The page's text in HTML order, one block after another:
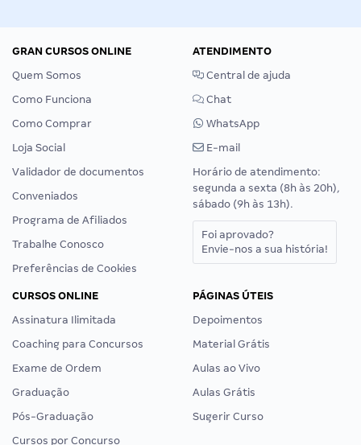
GRAN CURSOS ONLINE
Quem Somos
Como Funciona
Como Comprar
Loja Social
Validador de documentos
Conveniados
Programa de Afiliados
Trabalhe Conosco
Preferências de Cookies
ATENDIMENTO
Central de ajuda
Chat
WhatsApp
E-mail
Horário de atendimento:
segunda a sexta (8h às 20h),
sábado (9h às 13h).
Foi aprovado?
Envie-nos a sua história!
CURSOS ONLINE
Assinatura Ilimitada
Coaching para Concursos
Exame de Ordem
Graduação
Pós-Graduação
Cursos por Concurso
PÁGINAS ÚTEIS
Depoimentos
Material Grátis
Aulas ao Vivo
Aulas Grátis
Sugerir Curso